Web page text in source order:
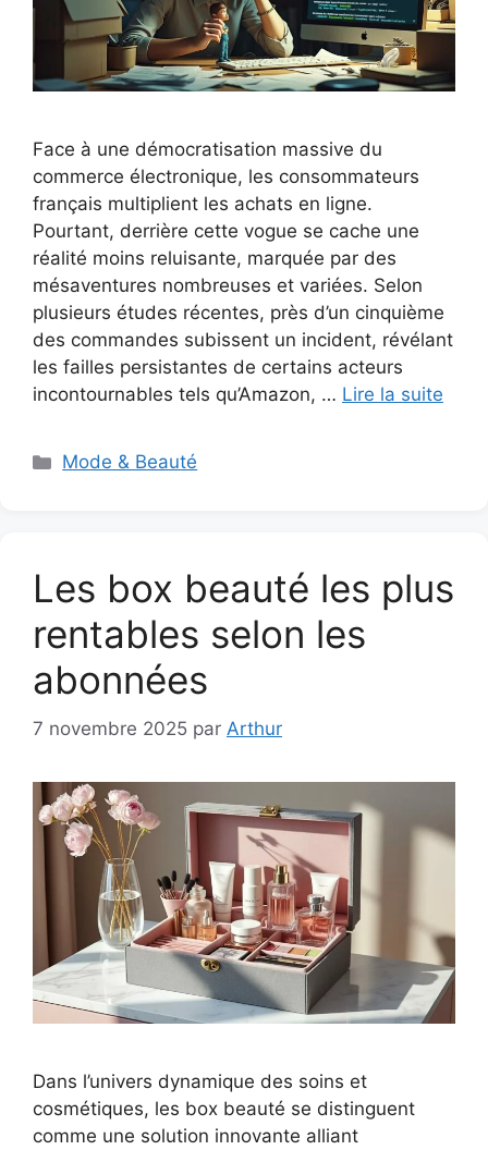
Face à une démocratisation massive du
commerce électronique, les consommateurs
français multiplient les achats en ligne.
Pourtant, derrière cette vogue se cache une
réalité moins reluisante, marquée par des
mésaventures nombreuses et variées. Selon
plusieurs études récentes, près d’un cinquième
des commandes subissent un incident, révélant
les failles persistantes de certains acteurs
incontournables tels qu’Amazon, … Lire la suite
Catégories
Mode & Beauté
Les box beauté les plus
rentables selon les
abonnées
7 novembre 2025 par Arthur
Dans l’univers dynamique des soins et
cosmétiques, les box beauté se distinguent
comme une solution innovante alliant